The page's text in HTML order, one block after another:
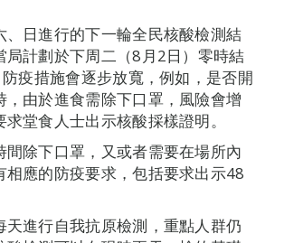
日進行的下一輪全民核酸檢測結
計劃於下周二（8月2日）零時結
疫措施會逐步放寬，例如，是否開
由於進食需除下口罩，風險會增
堂食人士出示核酸採樣證明。
除下口罩，又或者需要在場所內
應的防疫要求，包括要求出示48
進行自我抗原檢測，重點人群仍